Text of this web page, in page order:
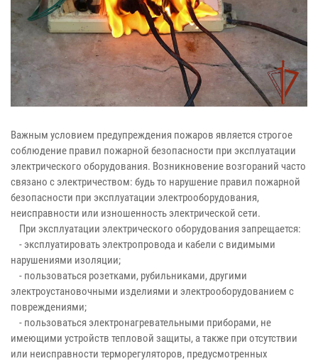
Важным условием предупреждения пожаров является строгое
соблюдение правил пожарной безопасности при эксплуатации
электрического оборудования. Возникновение возгораний часто
связано с электричеством: будь то нарушение правил пожарной
безопасности при эксплуатации электрооборудования,
неисправности или изношенность электрической сети.
При эксплуатации электрического оборудования запрещается:
- эксплуатировать электропровода и кабели с видимыми
нарушениями изоляции;
- пользоваться розетками, рубильниками, другими
электроустановочными изделиями и электрооборудованием с
повреждениями;
- пользоваться электронагревательными приборами, не
имеющими устройств тепловой защиты, а также при отсутствии
или неисправности терморегуляторов, предусмотренных